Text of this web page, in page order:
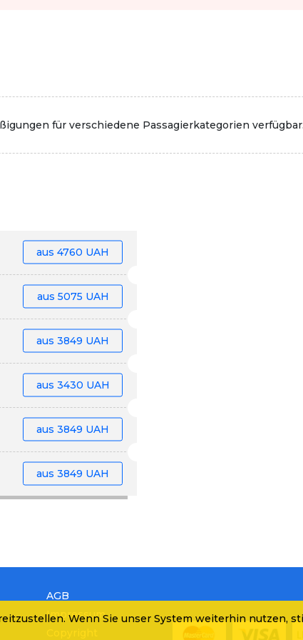
für verschiedene Passagierkategorien verfügbar.
aus 4760 UAH
aus 5075 UAH
aus 3849 UAH
aus 3430 UAH
aus 3849 UAH
aus 3849 UAH
AGB
Impressum
Wenn Sie unser System weiterhin nutzen,